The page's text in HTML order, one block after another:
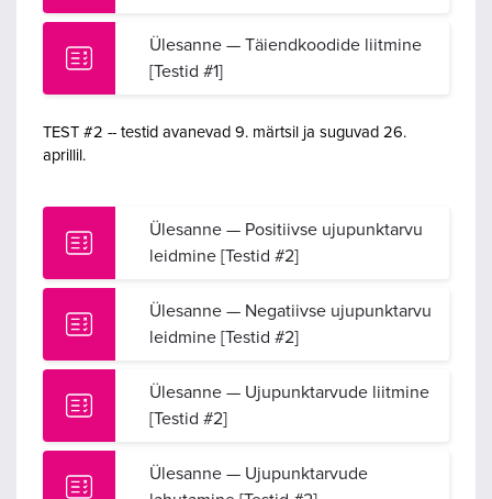
Ülesanne — Täiendkoodide liitmine
[Testid #1]
TEST #2 -- testid avanevad 9. märtsil ja suguvad 26.
aprillil.
Ülesanne — Positiivse ujupunktarvu
leidmine [Testid #2]
Ülesanne — Negatiivse ujupunktarvu
leidmine [Testid #2]
Ülesanne — Ujupunktarvude liitmine
[Testid #2]
Ülesanne — Ujupunktarvude